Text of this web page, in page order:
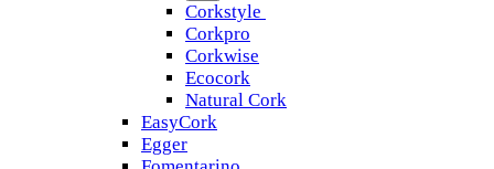
Corkstyle
Corkpro
Corkwise
Ecocork
Natural Cork
EasyCork
Egger